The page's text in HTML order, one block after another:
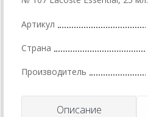
Артикул
Страна
Производитель
Описание